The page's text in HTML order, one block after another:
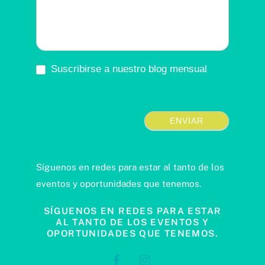
Suscribirse a nuestro blog mensual
ENVIAR
Síguenos en redes para estar al tanto de los
eventos y oportunidades que tenemos.
SÍGUENOS EN REDES PARA ESTAR
AL TANTO DE LOS EVENTOS Y
OPORTUNIDADES QUE TENEMOS.